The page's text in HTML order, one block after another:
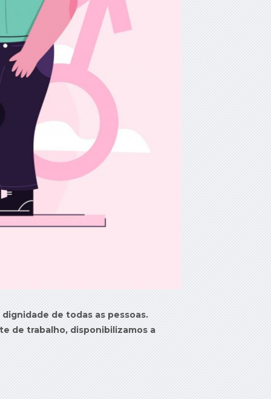
de todas as pessoas.
de trabalho, disponibilizamos a